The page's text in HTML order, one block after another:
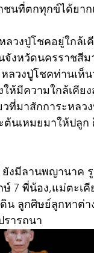
ชนที่ตกทุกข์ได้ยาก
ลวงปู่โชคอยู่ใกล้
จังหวัดนครราชสี
ลวงปู่โชคท่านเห็
ให้มีความใกล้เคีย
วที่มาสักการะหลว
ต้นเหมยมาให้ปลูก
งมีลานพญานาค
ษ์ 7 พี่น้อง,แม่ตะเ
ดิน ลูกศิษย์ลูกหาต่
รารถนา